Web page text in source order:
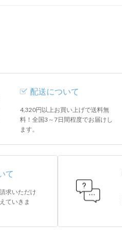
配送について
4,320円以上お買い上げで送料無
料！全国3～7日間程度でお届けし
ます。
て
求いただけ
ていきま